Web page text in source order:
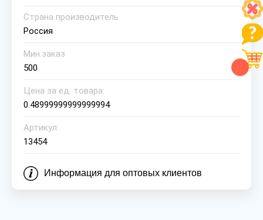
Страна производитель
Россия
Мин.заказ
500
Цена за ед. товара:
0.48999999999999994
Артикул:
13454
Информация для оптовых клиентов